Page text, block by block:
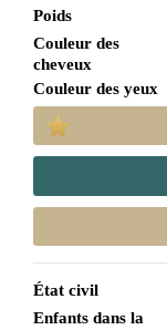
Poids
Couleur des
cheveux
Couleur des yeux
État civil
Enfants dans la